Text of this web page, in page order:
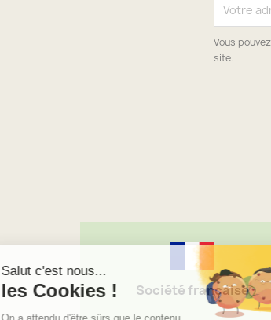
Vous
site.
Société française